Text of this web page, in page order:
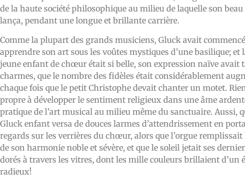
de la haute société philosophique au milieu de laquelle son
lança, pendant une longue et brillante carrière.
Comme la plupart des grands musiciens, Gluck avait
apprendre son art sous les voûtes mystiques d’une basilique; et
jeune enfant de chœur était si belle, son expression naïve avait
charmes, que le nombre des fidèles était considérablement
chaque fois que le petit Christophe devait chanter un motet.
propre à développer le sentiment religieux dans une âme
pratique de l’art musical au milieu même du sanctuaire. Aussi,
Gluck enfant versa de douces larmes d’attendrissement en
regards sur les verrières du chœur, alors que l’orgue remplissait
de son harmonie noble et sévère, et que le soleil jetait ses
dorés à travers les vitres, dont les mille couleurs brillaient d’un
radieux!